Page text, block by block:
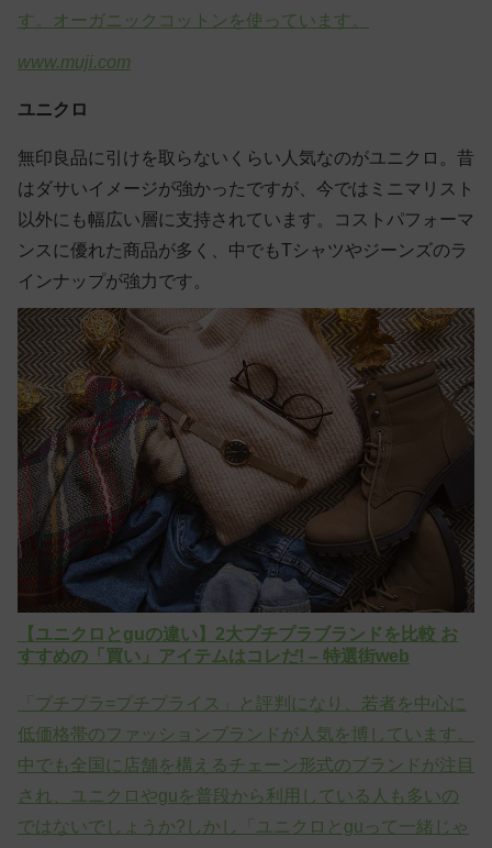
す。オーガニックコットンを使っています。
www.muji.com
ユニクロ
無印良品に引けを取らないくらい人気なのがユニクロ。昔
はダサいイメージが強かったですが、今ではミニマリスト
以外にも幅広い層に支持されています。コストパフォーマ
ンスに優れた商品が多く、中でもTシャツやジーンズのラ
インナップが強力です。
【ユニクロとguの違い】2大プチプラブランドを比較 お
すすめの「買い」アイテムはコレだ! – 特選街web
「プチプラ=プチプライス」と評判になり、若者を中心に
低価格帯のファッションブランドが人気を博しています。
中でも全国に店舗を構えるチェーン形式のブランドが注目
され、ユニクロやguを普段から利用している人も多いの
ではないでしょうか?しかし「ユニクロとguって一緒じゃ